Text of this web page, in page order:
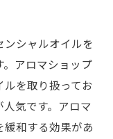
シャルオイルを
アロマショップ
を取り扱ってお
気です。アロマ
和する効果があ